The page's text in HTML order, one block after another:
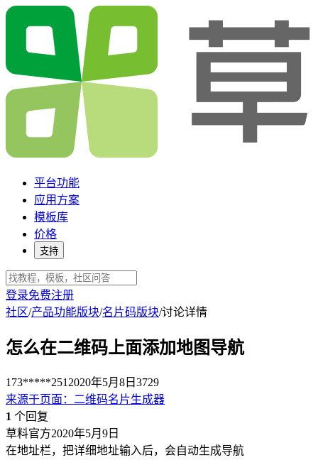
平台功能
应用方案
模板库
价格
支持
登录免费注册
社区/产品功能版块/名片码版块/讨论详情
怎么在二维码上面添加地图导航
173*****251 2020年5月8日 3729
来源于页面 ： 二维码名片生成器
1 个回复
草料官方2020年5月9日
在地址栏，把详细地址输入后，会自动生成导航